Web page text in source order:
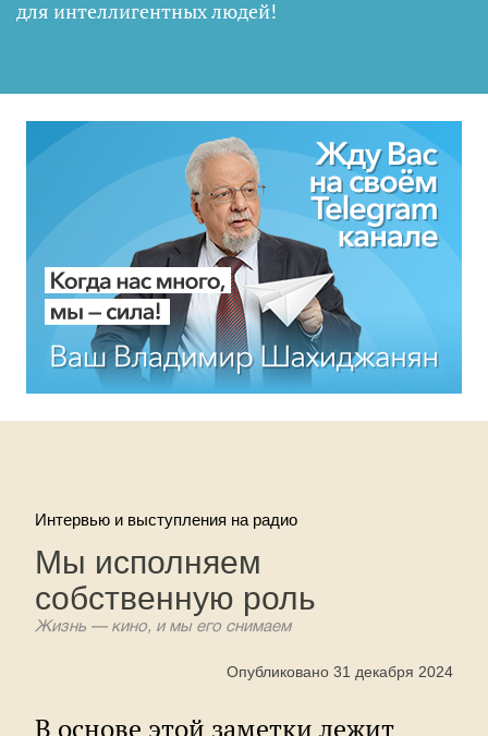
для интеллигентных людей!
Интервью и выступления на радио
Мы исполняем
собственную роль
Жизнь — кино, и мы его снимаем
Опубликовано 31 декабря 2024
В основе этой заметки лежит